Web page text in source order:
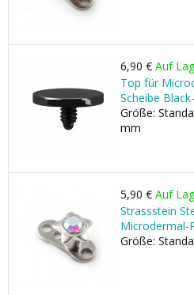
6,90 € Auf
Top für
Scheibe
Größe:
mm
5,90 € Auf
Strassstein
Microdermal-
Größe: